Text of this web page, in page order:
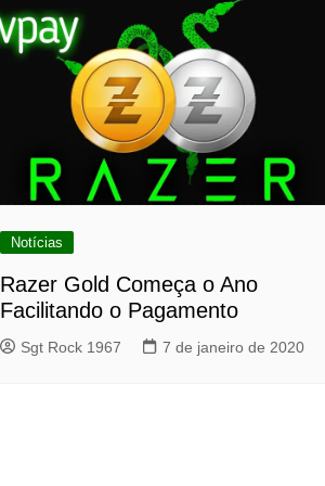
Notícias
Razer Gold Começa o Ano
Facilitando o Pagamento
Sgt Rock 1967 7 de janeiro de 2020